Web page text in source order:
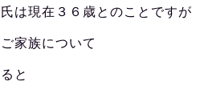
は現在３６歳とのことですが
家族について
と